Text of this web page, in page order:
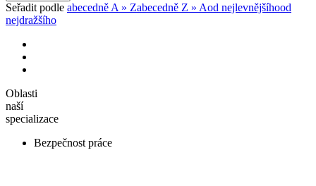
Seřadit podle abecedně A » Zabecedně Z » Aod nejlevnějšíhood
nejdražšího
Oblasti
naší
specializace
Bezpečnost práce